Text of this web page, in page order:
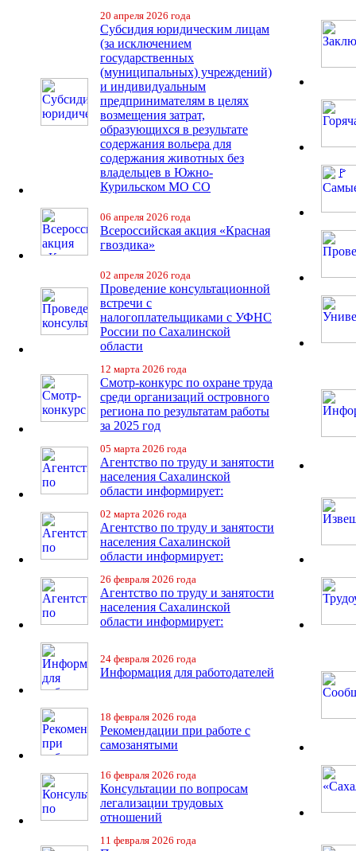
20 апреля 2026 года
Субсидия юридическим лицам
(за исключением
государственных
(муниципальных) учреждений)
и индивидуальным
предпринимателям в целях
возмещения затрат,
образующихся в результате
содержания вольера для
содержания животных без
владельцев в Южно-
Курильском МО СО
06 апреля 2026 года
Всероссийская акция «Красная
гвоздика»
02 апреля 2026 года
Проведение консультационной
встречи с
налогоплательщиками с УФНС
России по Сахалинской
области
12 марта 2026 года
Смотр-конкурс по охране труда
среди организаций островного
региона по результатам работы
за 2025 год
05 марта 2026 года
Агентство по труду и занятости
населения Сахалинской
области информирует:
02 марта 2026 года
Агентство по труду и занятости
населения Сахалинской
области информирует:
26 февраля 2026 года
Агентство по труду и занятости
населения Сахалинской
области информирует:
24 февраля 2026 года
Информация для работодателей
18 февраля 2026 года
Рекомендации при работе с
самозанятыми
16 февраля 2026 года
Консультации по вопросам
легализации трудовых
отношений
11 февраля 2026 года